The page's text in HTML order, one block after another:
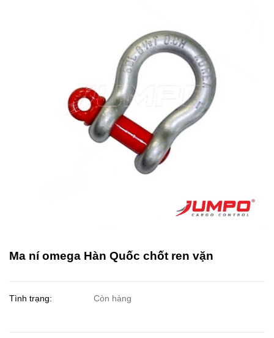
Ma ní omega Hàn Quốc chốt ren vặn
Tình trạng: Còn hàng